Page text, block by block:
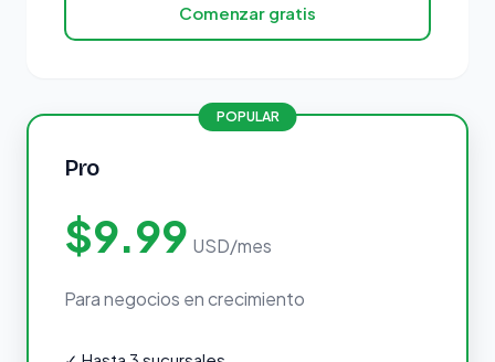
Comenzar gratis
POPULAR
Pro
$9.99 USD/mes
Para negocios en crecimiento